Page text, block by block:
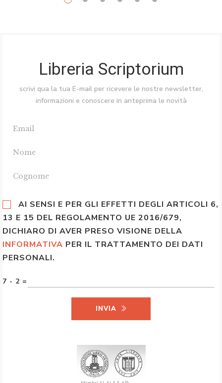
Libreria Scriptorium
scrivi qua la tua E-mail per ricevere le nostre newsletter,
informazioni e conoscere in anteprima le novità
AI SENSI E PER GLI EFFETTI DEGLI ARTICOLI 6,
13 E 15 DEL REGOLAMENTO UE 2016/679,
DICHIARO DI AVER PRESO VISIONE DELLA
INFORMATIVA PER IL TRATTAMENTO DEI DATI
PERSONALI.
7 - 2 =
INVIA